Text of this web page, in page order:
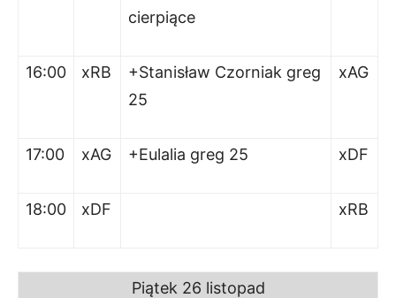
cierpiące
16:00 xRB
+Stanisław Czorniak greg
25
xAG
17:00 xAG +Eulalia greg 25 xDF
18:00 xDF xRB
Piątek 26 listopad